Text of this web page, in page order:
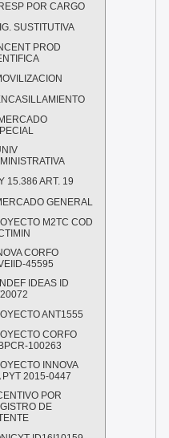
POR CARGO
SUSTITUTIVA
PROD
15.386 ART. 19
GENERAL
M2TC COD
CORFO
45595
IDEAS ID
ANT1555
CORFO
100263
INNOVA
PYT 2015-0447
POR
DE